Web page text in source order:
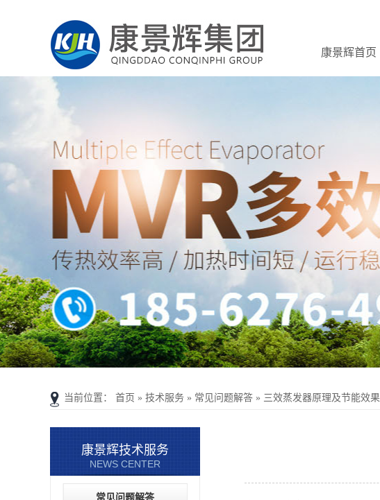
康景辉首页
当前位置： 首页 » 技术服务 » 常见问题解答 » 三效蒸发器原理及节能效果
康景辉技术服务
NEWS CENTER
常见问题解答